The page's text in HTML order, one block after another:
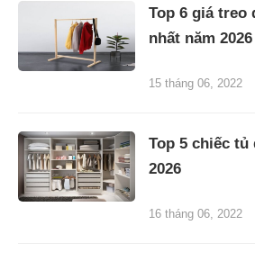
Top 6 giá treo
nhất năm 2026
15 tháng 06, 2022
Top 5 chiếc tủ
2026
16 tháng 06, 2022